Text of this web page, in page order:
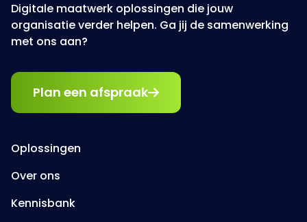
Digitale maatwerk oplossingen die jouw
organisatie verder helpen. Ga jij de samenwerking
met ons aan?
Plan een afspraak
Oplossingen
Over ons
Kennisbank